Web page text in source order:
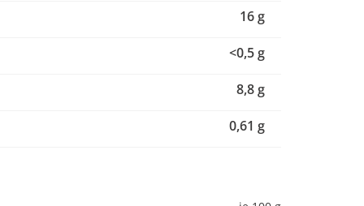
16 g
<0,5 g
8,8 g
0,61 g